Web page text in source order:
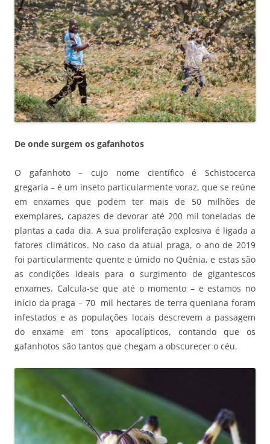
De onde surgem os gafanhotos
O gafanhoto – cujo nome científico é Schistocerca
gregaria – é um inseto particularmente voraz, que se reúne
em enxames que podem ter mais de 50 milhões de
exemplares, capazes de devorar até 200 mil toneladas de
plantas a cada dia. A sua proliferação explosiva é ligada a
fatores climáticos. No caso da atual praga, o ano de 2019
foi particularmente quente e úmido no Quênia, e estas são
as condições ideais para o surgimento de gigantescos
enxames. Calcula-se que até o momento – e estamos no
início da praga – 70 mil hectares de terra queniana foram
infestados e as populações locais descrevem a passagem
do enxame em tons apocalípticos, contando que os
gafanhotos são tantos que chegam a obscurecer o céu.